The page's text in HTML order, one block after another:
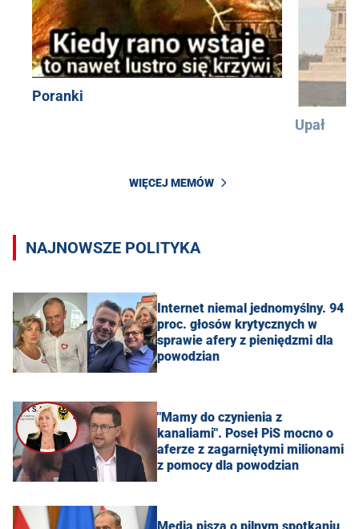
Poranki
Upał
WIĘCEJ MEMÓW
NAJNOWSZE POLITYKA
Internet niemal jednomyślny. 94
proc. głosów krytycznych w
sprawie afery z pieniędzmi dla
powodzian
"Mamy do czynienia z
kanaliami". Poseł PiS mocno o
aferze z zagarniętymi milionami
z pomocy dla powodzian